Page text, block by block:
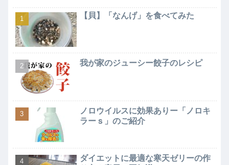
【貝】「なんげ」を食べてみた
我が家のジューシー餃子のレシピ
ノロウイルスに効果ありー「ノロキ
ラーｓ」のご紹介
ダイエットに最適な寒天ゼリーの作